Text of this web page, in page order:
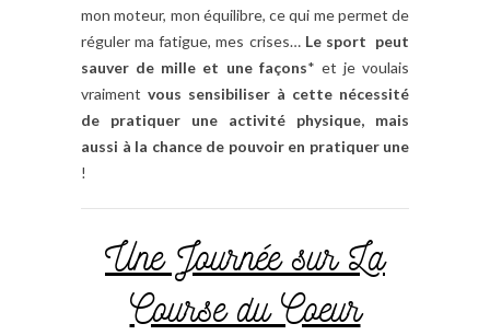
mon moteur, mon équilibre, ce qui me permet de
réguler ma fatigue, mes crises… Le sport peut
sauver de mille et une façons* et je voulais
vraiment vous sensibiliser à cette nécessité
de pratiquer une activité physique, mais
aussi à la chance de pouvoir en pratiquer une
!
Une Journée sur La
Course du Coeur